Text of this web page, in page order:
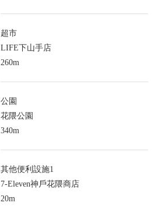
超市
LIFE下山手店
260m
公園
花隈公園
340m
其他便利設施1
7-Eleven神戶花隈商店
20m